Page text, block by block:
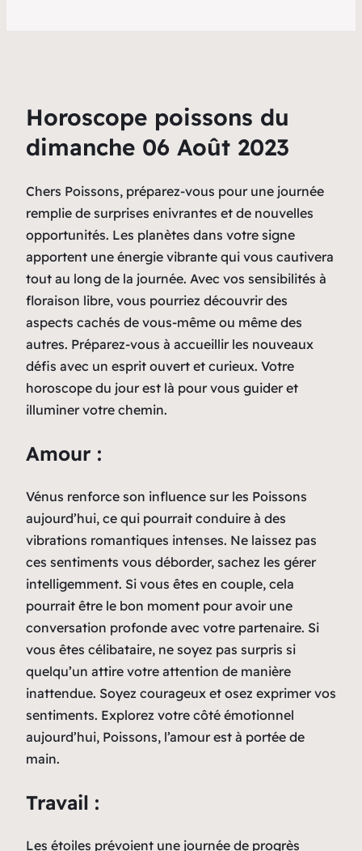
Horoscope poissons du
dimanche 06 Août 2023
Chers Poissons, préparez-vous pour une journée
remplie de surprises enivrantes et de nouvelles
opportunités. Les planètes dans votre signe
apportent une énergie vibrante qui vous cautivera
tout au long de la journée. Avec vos sensibilités à
floraison libre, vous pourriez découvrir des
aspects cachés de vous-même ou même des
autres. Préparez-vous à accueillir les nouveaux
défis avec un esprit ouvert et curieux. Votre
horoscope du jour est là pour vous guider et
illuminer votre chemin.
Amour :
Vénus renforce son influence sur les Poissons
aujourd’hui, ce qui pourrait conduire à des
vibrations romantiques intenses. Ne laissez pas
ces sentiments vous déborder, sachez les gérer
intelligemment. Si vous êtes en couple, cela
pourrait être le bon moment pour avoir une
conversation profonde avec votre partenaire. Si
vous êtes célibataire, ne soyez pas surpris si
quelqu’un attire votre attention de manière
inattendue. Soyez courageux et osez exprimer vos
sentiments. Explorez votre côté émotionnel
aujourd’hui, Poissons, l’amour est à portée de
main.
Travail :
Les étoiles prévoient une journée de progrès